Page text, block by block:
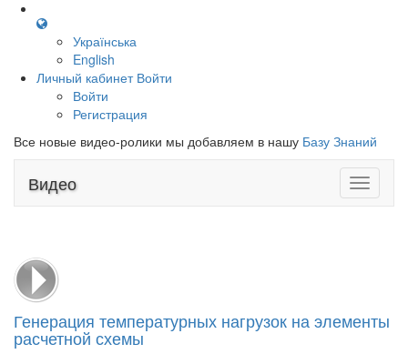
Українська
English
Личный кабинет Войти
Войти
Регистрация
Все новые видео-ролики мы добавляем в нашу Базу Знаний
Toggle
Видео
Генерация температурных нагрузок на элементы
расчетной схемы